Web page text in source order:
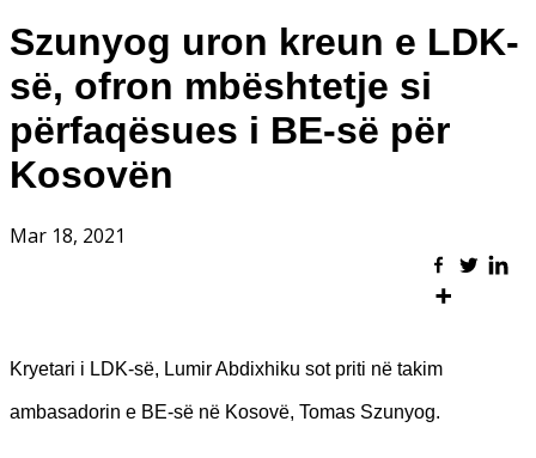
Szunyog uron kreun e LDK-
së, ofron mbështetje si
përfaqësues i BE-së për
Kosovën
Mar 18, 2021
Kryetari i LDK-së, Lumir Abdixhiku sot priti në takim
ambasadorin e BE-së në Kosovë, Tomas Szunyog.